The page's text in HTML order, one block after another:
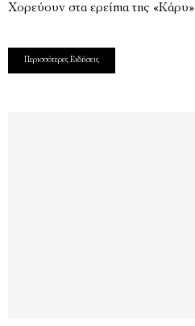
Χορεύουν στα ερείπια της «Κάρυ»
Περισσότερες Ειδήσεις